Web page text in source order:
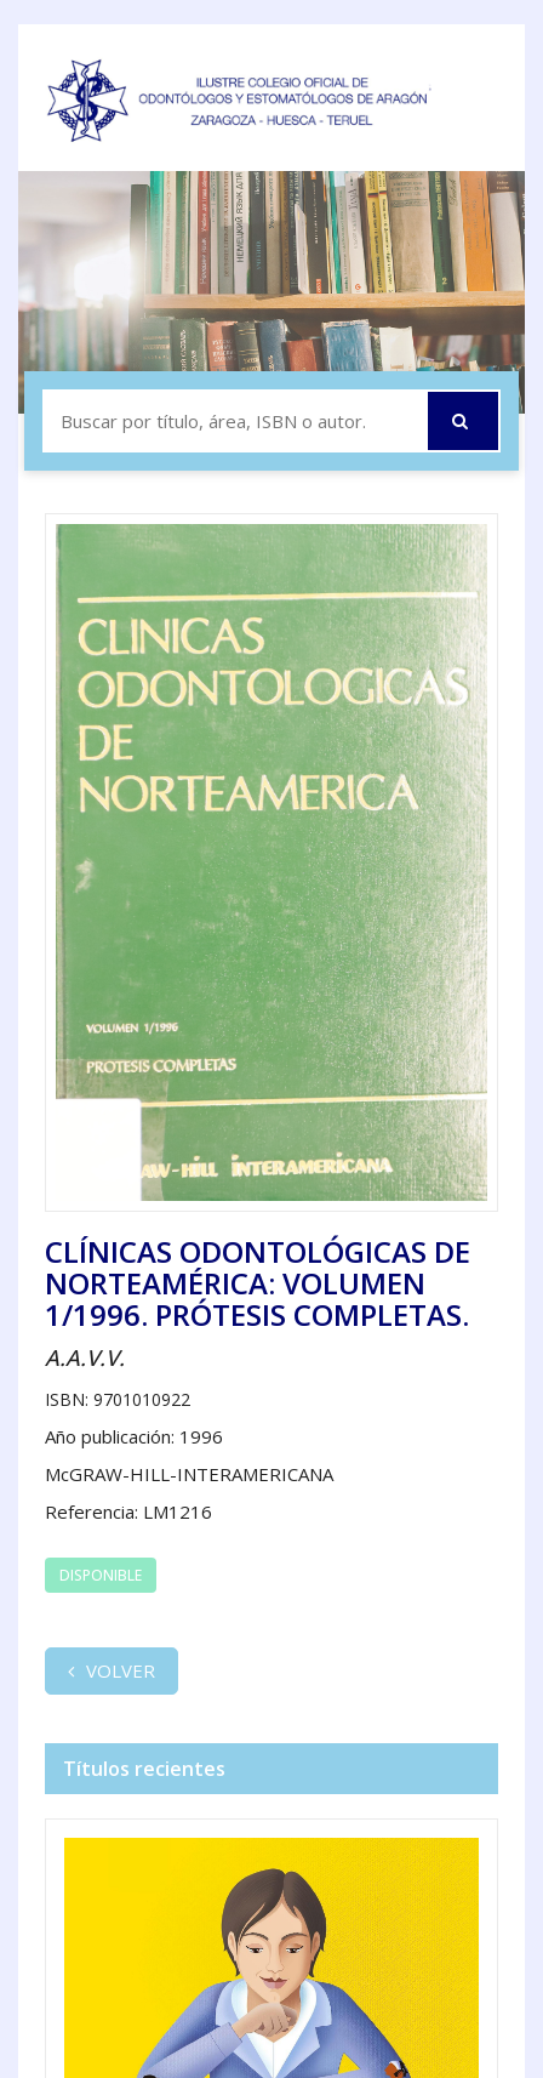
CLÍNICAS ODONTOLÓGICAS DE
NORTEAMÉRICA: VOLUMEN
1/1996. PRÓTESIS COMPLETAS.
A.A.V.V.
ISBN: 9701010922
Año publicación: 1996
McGRAW-HILL-INTERAMERICANA
Referencia: LM1216
DISPONIBLE
VOLVER
Títulos recientes